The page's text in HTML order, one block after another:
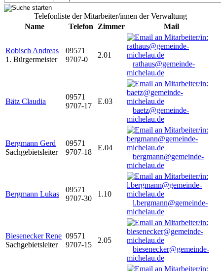
Telefonliste der Mitarbeiter/innen der Verwaltung
Name
Telefon Zimmer Mail
Robisch Andreas
1. Bürgermeister
09571
9707-0
2.01
rathaus@gemeinde-
michelau.de
Bätz Claudia
09571
9707-17
E.03
baetz@gemeinde-
michelau.de
Bergmann Gerd
Sachgebietsleiter
09571
9707-18
E.04
bergmann@gemeinde-
michelau.de
Bergmann Lukas
09571
9707-30
1.10
l.bergmann@gemeinde-
michelau.de
Biesenecker Rene
Sachgebietsleiter
09571
9707-15
2.05
biesenecker@gemeinde-
michelau.de